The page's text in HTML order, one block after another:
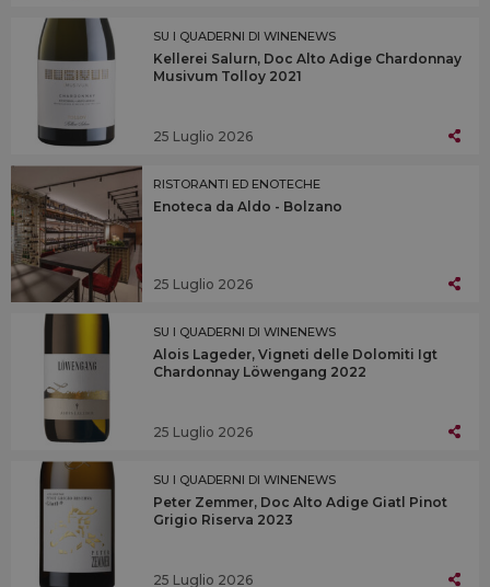
SU I QUADERNI DI WINENEWS
Kellerei Salurn, Doc Alto Adige Chardonnay
Musivum Tolloy 2021
25 Luglio 2026
RISTORANTI ED ENOTECHE
Enoteca da Aldo - Bolzano
25 Luglio 2026
SU I QUADERNI DI WINENEWS
Alois Lageder, Vigneti delle Dolomiti Igt
Chardonnay Löwengang 2022
25 Luglio 2026
SU I QUADERNI DI WINENEWS
Peter Zemmer, Doc Alto Adige Giatl Pinot
Grigio Riserva 2023
25 Luglio 2026